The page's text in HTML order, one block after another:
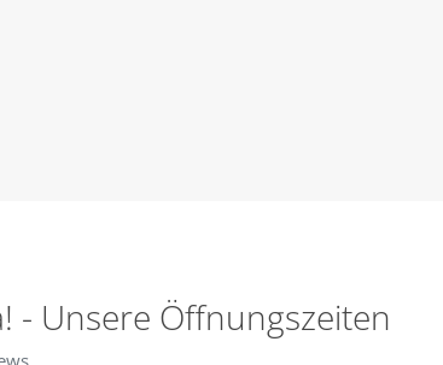
- Unsere Öffnungszeiten